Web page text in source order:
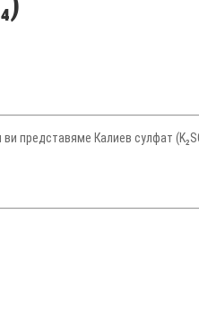
представяме Калиев сулфат